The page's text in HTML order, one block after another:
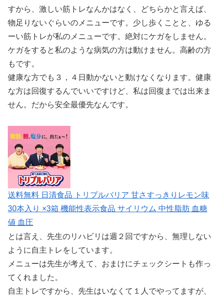
すから、激しい筋トレなんかはなく、どちらかと言えば、
物足りないぐらいのメニューです。少し歩くことと、ゆる
ーい筋トレが私のメニューです。絶対にケガをしません。
ケガをすると私のような病気の方は動けません。高齢の方
もです。
健康な方でも３，４日動かないと動けなくなります。健康
な方は回復するんでいいですけど、私は回復までは出来ま
せん。だから安全最優先なんです。
送料無料 日清食品 トリプルバリア 甘さすっきりレモン味
30本入り ×3箱 機能性表示食品 サイリウム 中性脂肪 血糖
値 血圧
とは言え、先生のリハビリは週２回ですから、無理しない
ように自主トレをしています。
メニューは先生が考えて、おまけにチェックシートも作っ
てくれました。
自主トレですから、先生はいなくて１人でやってますが、